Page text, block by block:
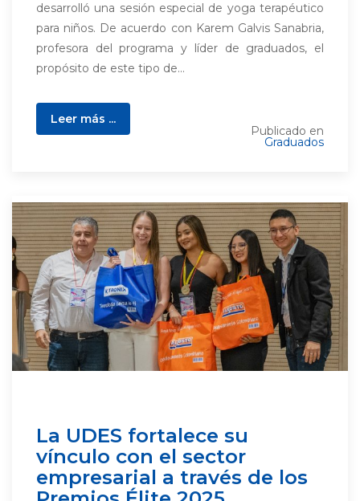
desarrolló una sesión especial de yoga terapéutico
para niños. De acuerdo con Karem Galvis Sanabria,
profesora del programa y líder de graduados, el
propósito de este tipo de...
Leer más ...
Publicado en
Graduados
La UDES fortalece su
vínculo con el sector
empresarial a través de los